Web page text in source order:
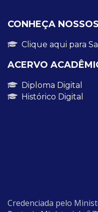
CONHEÇA
Clique aqui para
ACERVO
Diploma Digital
Histórico Digital
Credenciada pelo